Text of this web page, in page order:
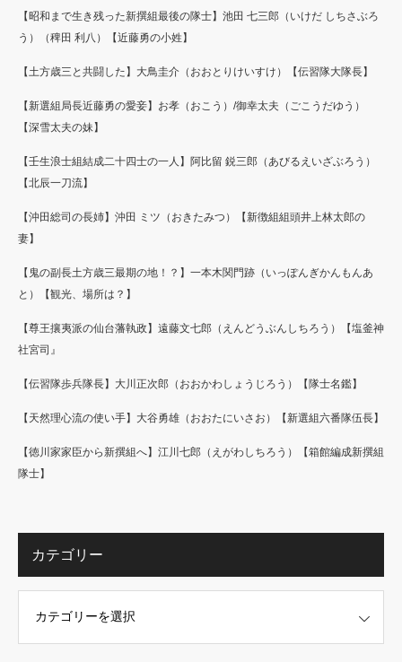
【昭和まで生き残った新撰組最後の隊士】池田 七三郎（いけだ しちさぶろ
う）（稗田 利八）【近藤勇の小姓】
【土方歳三と共闘した】大鳥圭介（おおとりけいすけ）【伝習隊大隊長】
【新選組局長近藤勇の愛妾】お孝（おこう）/御幸太夫（ごこうだゆう）
【深雪太夫の妹】
【壬生浪士組結成二十四士の一人】阿比留 鋭三郎（あびるえいざぶろう）
【北辰一刀流】
【沖田総司の長姉】沖田 ミツ（おきたみつ）【新徴組組頭井上林太郎の
妻】
【鬼の副長土方歳三最期の地！？】一本木関門跡（いっぽんぎかんもんあ
と）【観光、場所は？】
【尊王攘夷派の仙台藩執政】遠藤文七郎（えんどうぶんしちろう）【塩釜神
社宮司』
【伝習隊歩兵隊長】大川正次郎（おおかわしょうじろう）【隊士名鑑】
【天然理心流の使い手】大谷勇雄（おおたにいさお）【新選組六番隊伍長】
【徳川家家臣から新撰組へ】江川七郎（えがわしちろう）【箱館編成新撰組
隊士】
カテゴリー